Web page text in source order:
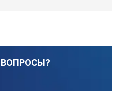
ВОПРОСЫ?